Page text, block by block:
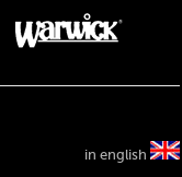
in english